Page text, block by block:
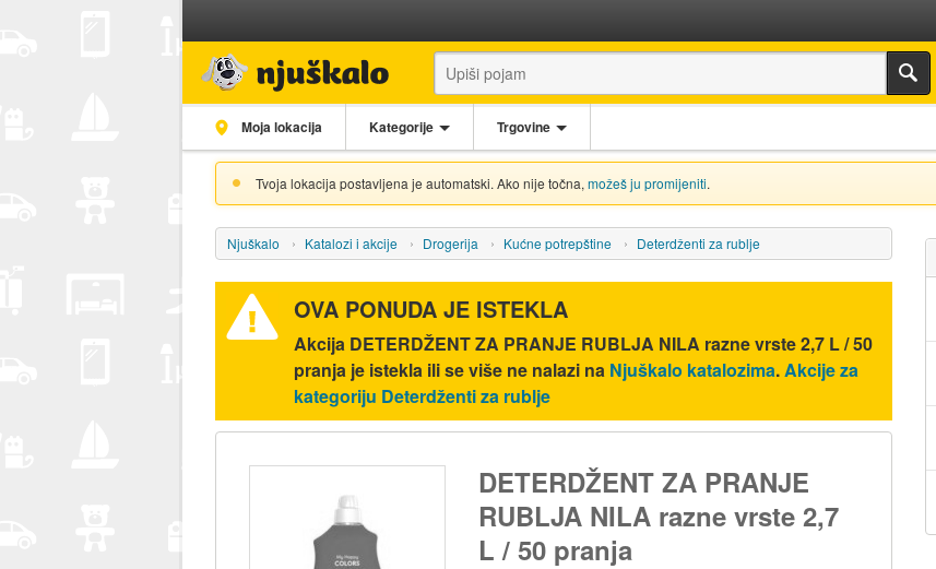
Moja lokacija Kategorije Trgovine
Tvoja lokacija postavljena je automatski. Ako nije točna, možeš ju promijeniti.
Njuškalo Katalozi i akcije Drogerija Kućne potrepštine Deterdženti za rublje
OVA PONUDA JE ISTEKLA
Akcija DETERDŽENT ZA PRANJE RUBLJA NILA razne vrste 2,7 L / 50
pranja je istekla ili se više ne nalazi na Njuškalo katalozima.Akcije za
kategoriju Deterdženti za rublje
DETERDŽENT ZA PRANJE
RUBLJA NILA razne vrste 2,7
L / 50 pranja